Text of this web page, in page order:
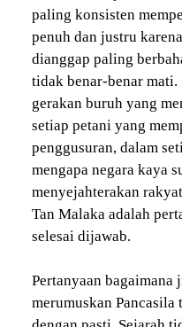
paling konsisten
penuh dan justru
dianggap paling
tidak benar-benar
gerakan buruh yang
setiap petani yang
penggusuran, dalam
mengapa negara kaya
menyejahterakan
Tan Malaka adalah
selesai dijawab.
Pertanyaan bagaimana
merumuskan